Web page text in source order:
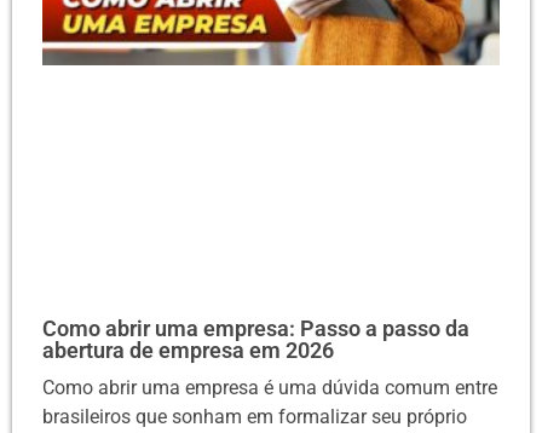
Como abrir uma empresa: Passo a passo da
abertura de empresa em 2026
Como abrir uma empresa é uma dúvida comum entre
brasileiros que sonham em formalizar seu próprio